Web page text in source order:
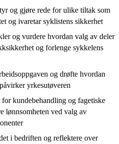
og gjøre rede forulike tiltak som
og ivaretar syklistens sikkerhet
og vurdere hvordan valg av deler
og forlenge sykkelens
og drøfte hvordan
yrkesutøveren
kundebehandling og fagetiske
lønnsomheten ved valg av
i bedriften og reflektere over